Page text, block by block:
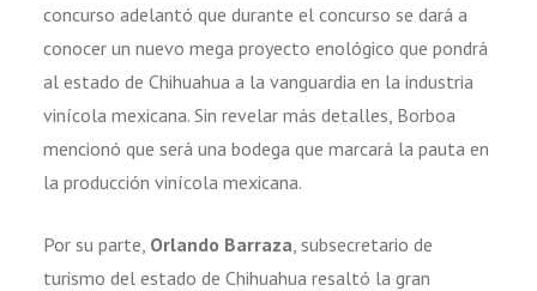
concurso adelantó que durante el concurso se dará a
conocer un nuevo mega proyecto enológico que pondrá
al estado de Chihuahua a la vanguardia en la industria
vinícola mexicana. Sin revelar más detalles, Borboa
mencionó que será una bodega que marcará la pauta en
la producción vinícola mexicana.
Por su parte, Orlando Barraza , subsecretario de
turismo del estado de Chihuahua resaltó la gran